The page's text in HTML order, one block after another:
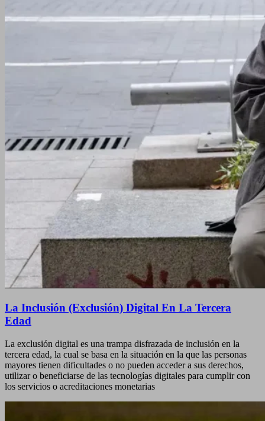
La Inclusión (Exclusión) Digital En La Tercera
Edad
La exclusión digital es una trampa disfrazada de inclusión en la
tercera edad, la cual se basa en la situación en la que las personas
mayores tienen dificultades o no pueden acceder a sus derechos,
utilizar o beneficiarse de las tecnologías digitales para cumplir con
los servicios o acreditaciones monetarias